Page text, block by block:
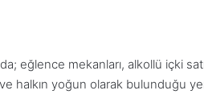
eğlence mekanları, alkollü içki
halkın yoğun olarak bulunduğu